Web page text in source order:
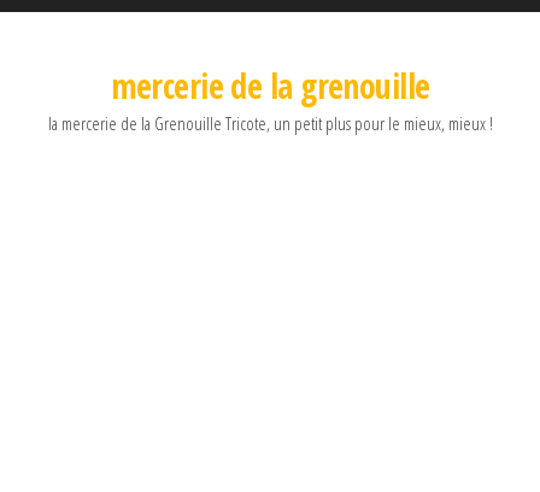
mercerie de la grenouille
la mercerie de la Grenouille Tricote, un petit plus pour le mieux, mieux !